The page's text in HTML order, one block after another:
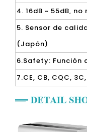
4. 16dB ~ 55dB,
5. Sensor de
(Japón)
6.Safety: Función
7.CE, CB, CQC,